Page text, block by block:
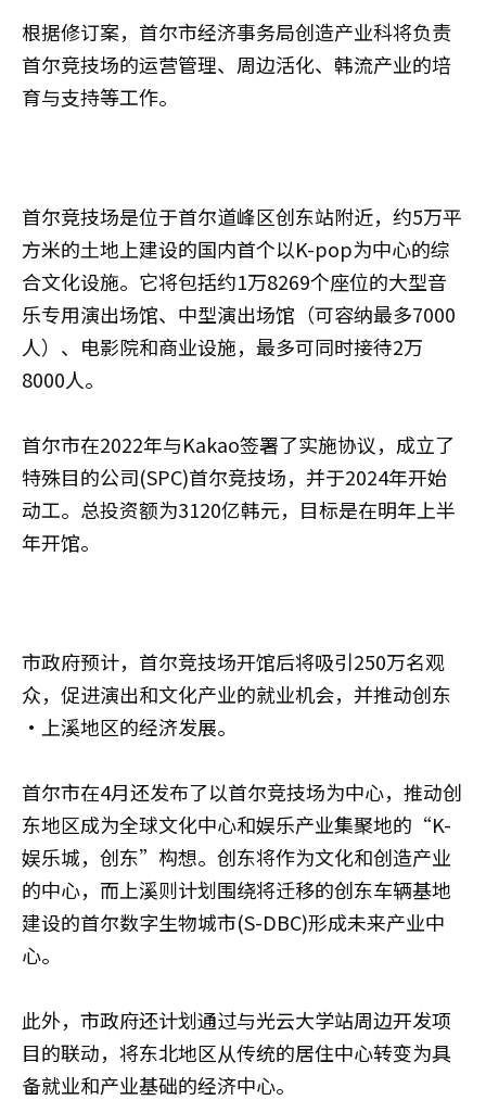
根据修订案，首尔市经济事务局创造产业科将负责
首尔竞技场的运营管理、周边活化、韩流产业的培
育与支持等工作。
首尔竞技场是位于首尔道峰区创东站附近，约5万平
方米的土地上建设的国内首个以K-pop为中心的综
合文化设施。它将包括约1万8269个座位的大型音
乐专用演出场馆、中型演出场馆（可容纳最多7000
人）、电影院和商业设施，最多可同时接待2万
8000人。
首尔市在2022年与Kakao签署了实施协议，成立了
特殊目的公司(SPC)首尔竞技场，并于2024年开始
动工。总投资额为3120亿韩元，目标是在明年上半
年开馆。
市政府预计，首尔竞技场开馆后将吸引250万名观
众，促进演出和文化产业的就业机会，并推动创东
·上溪地区的经济发展。
首尔市在4月还发布了以首尔竞技场为中心，推动创
东地区成为全球文化中心和娱乐产业集聚地的“K-
娱乐城，创东”构想。创东将作为文化和创造产业
的中心，而上溪则计划围绕将迁移的创东车辆基地
建设的首尔数字生物城市(S-DBC)形成未来产业中
心。
此外，市政府还计划通过与光云大学站周边开发项
目的联动，将东北地区从传统的居住中心转变为具
备就业和产业基础的经济中心。